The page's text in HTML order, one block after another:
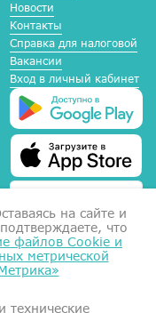
Новости
Контакты
Справка для налоговой
Вакансии
Вход в личный кабинет
на сайте и
что
файлов Cookie и
метрической
технические